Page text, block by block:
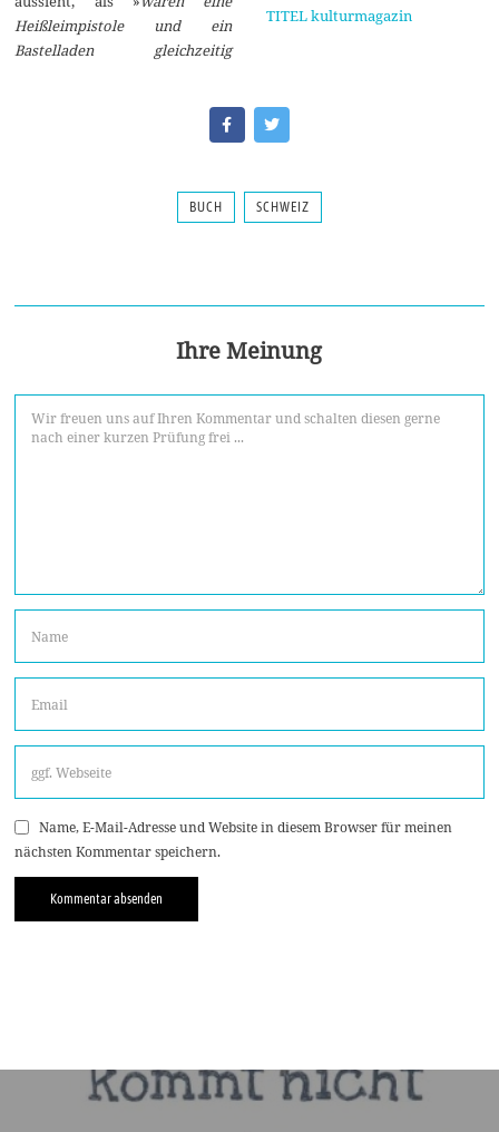
Heißleimpistole und ein
Bastelladen gleichzeitig
TITEL kulturmagazin
BUCH SCHWEIZ
Ihre Meinung
Name, E-Mail-Adresse und Website in diesem Browser für meinen
nächsten Kommentar speichern.